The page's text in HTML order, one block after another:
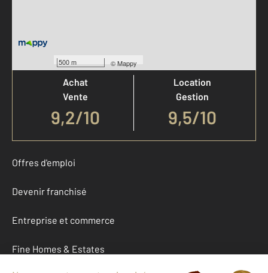
500 m ©Mappy
Votre agence est notée
Achat
Vente
9,2/10
Location
Gestion
9,5/10
Offres d'emploi
Devenir franchisé
Entreprise et commerce
Fine Homes & Estates